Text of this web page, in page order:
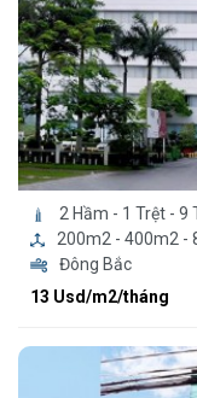
2 Hầm - 1 Trệt - 9
200m2 - 400m2 -
Đông Bắc
13 Usd/m2/tháng